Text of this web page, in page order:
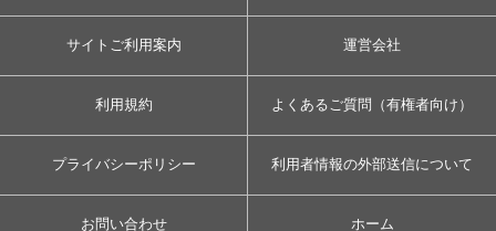
サイトご利用案内 運営会社
利用規約 よくあるご質問（有権者向け）
プライバシーポリシー 利用者情報の外部送信について
お問い合わせ ホーム